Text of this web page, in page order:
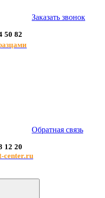
Заказать звонок
50 82
Обратная связь
12 20
center.ru